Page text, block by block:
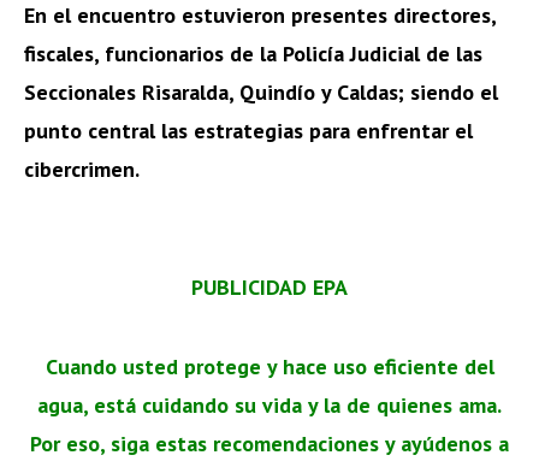
En el encuentro estuvieron presentes directores,
fiscales, funcionarios de la Policía Judicial de las
Seccionales Risaralda, Quindío y Caldas; siendo el
punto central las estrategias para enfrentar el
cibercrimen.
PUBLICIDAD EPA
Cuando usted protege y hace uso eficiente del
agua, está cuidando su vida y la de quienes ama.
Por eso, siga estas recomendaciones y ayúdenos a